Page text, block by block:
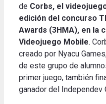
de Corbs, el
edición del concurso
Awards (3HMA), en la
Videojuego Mobile.
creado por Nyacu
de este grupo de
primer juego, también
ganador del Independev